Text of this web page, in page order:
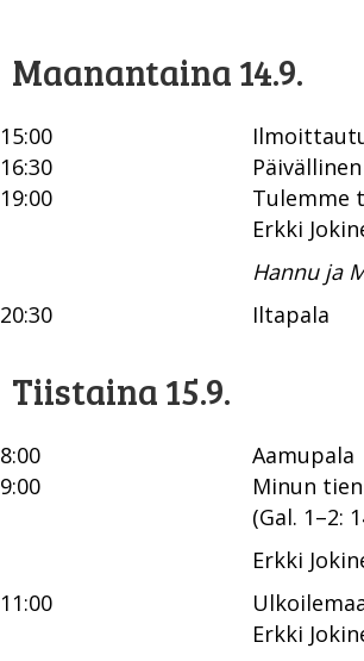
Maanantaina 14.9.
15:00
16:30
Päivällinen
19:00
Tulemme
Erkki
Hannu ja
20:30
Iltapala
Tiistaina 15.9.
8:00
Aamupala
9:00
Minun
(Gal. 1–2:
Erkki
11:00
Erkki